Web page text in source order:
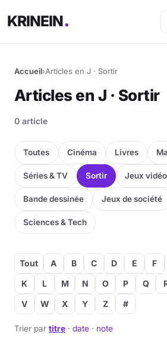
KRINEIN
Cinéma
Séries
Manga
BD
Livres
Jeux vidéo
Jeux de société
Musique
Accueil›Articles en J · Sortir
Articles en J · Sortir
0 article
Toutes Cinéma Livres
Séries & TV Sortir Jeux vidéo
Bande dessinée Jeux de société
Sciences & Tech
Tout A B C D E F
K
L M N O P Q
V
W X Y Z #
Trier par titre · date · note